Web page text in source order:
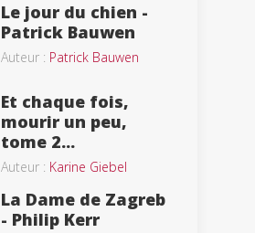
Le jour du chien -
Patrick Bauwen
Auteur : Patrick Bauwen
Et chaque fois,
mourir un peu,
tome 2...
Auteur : Karine Giebel
La Dame de Zagreb
- Philip Kerr